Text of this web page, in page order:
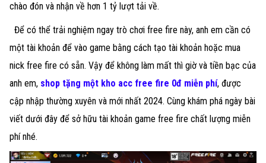
chào đón và nhận về hơn 1 tỷ lượt tải về.
Để có thể trải nghiệm ngay trò chơi free fire này, anh em cần có
một tài khoản để vào game bằng cách tạo tài khoản hoặc mua
nick free fire có sẵn. Vậy để không làm mất thì giờ và tiền bạc của
anh em, shop tặng một kho acc free fire 0đ miễn phí, được
cập nhập thường xuyên và mới nhất 2024. Cùng khám phá ngày bài
viết dưới đây để sở hữu tài khoản game free fire chất lượng miễn
phí nhé.